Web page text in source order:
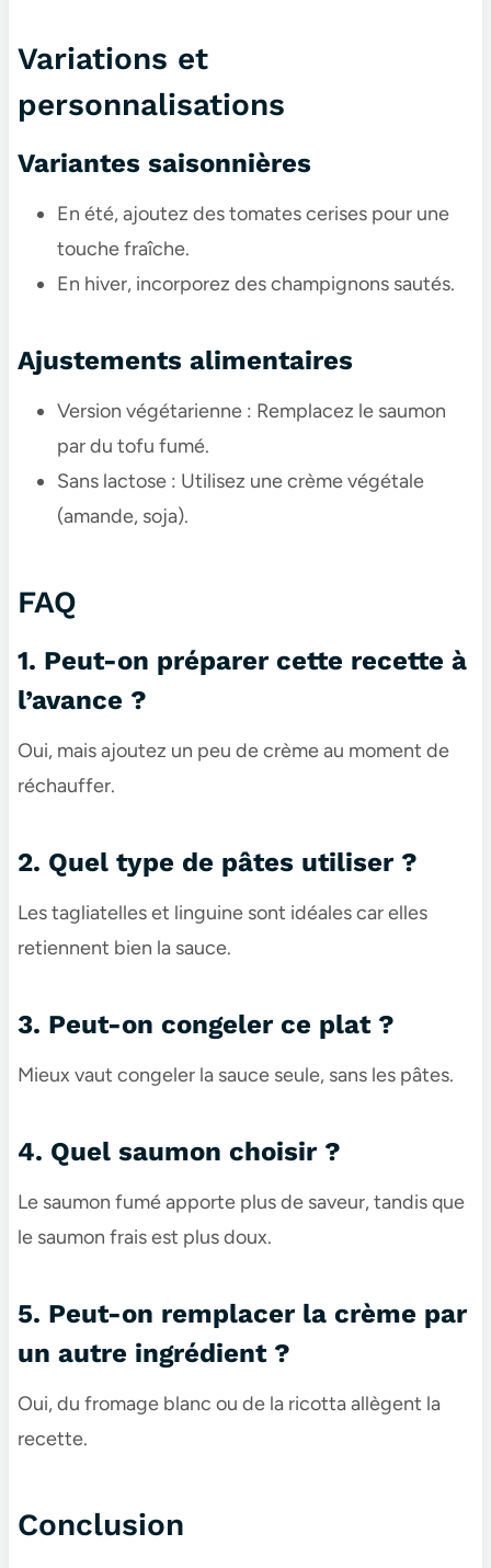
Variations et
personnalisations
Variantes saisonnières
En été, ajoutez des tomates cerises pour une
touche fraîche.
En hiver, incorporez des champignons sautés.
Ajustements alimentaires
Version végétarienne : Remplacez le saumon
par du tofu fumé.
Sans lactose : Utilisez une crème végétale
(amande, soja).
FAQ
1. Peut-on préparer cette recette à
l’avance ?
Oui, mais ajoutez un peu de crème au moment de
réchauffer.
2. Quel type de pâtes utiliser ?
Les tagliatelles et linguine sont idéales car elles
retiennent bien la sauce.
3. Peut-on congeler ce plat ?
Mieux vaut congeler la sauce seule, sans les pâtes.
4. Quel saumon choisir ?
Le saumon fumé apporte plus de saveur, tandis que
le saumon frais est plus doux.
5. Peut-on remplacer la crème par
un autre ingrédient ?
Oui, du fromage blanc ou de la ricotta allègent la
recette.
Conclusion